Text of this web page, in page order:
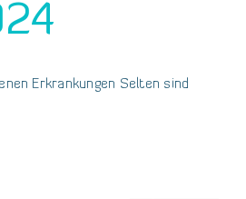
Erkrankungen Selten sind